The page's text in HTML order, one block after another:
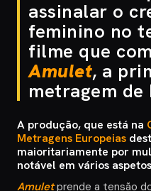
assinalar o
feminino no
filme que
Amulet, a
metragem de
A produção, que está na
Metragens Europeias
maioritariamente por
notável em vários
Amuletprende a tensão